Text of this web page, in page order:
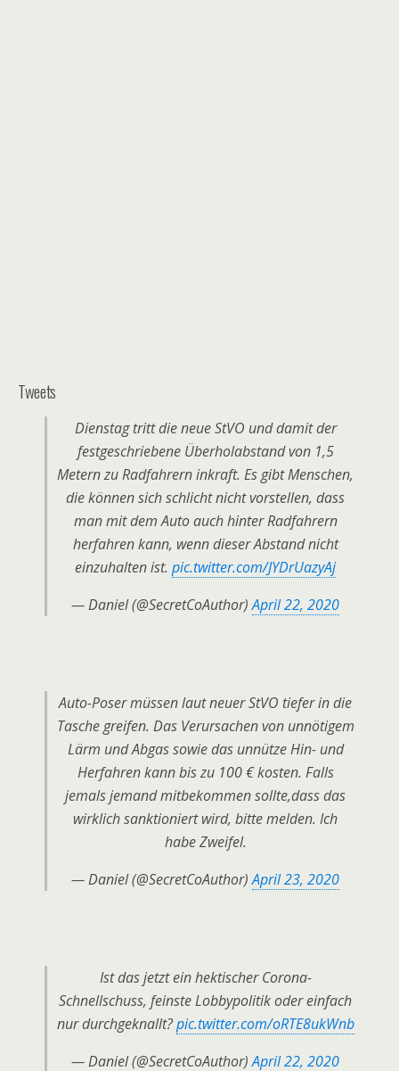
Tweets
Dienstag tritt die neue StVO und damit der
festgeschriebene Überholabstand von 1,5
Metern zu Radfahrern inkraft. Es gibt Menschen,
die können sich schlicht nicht vorstellen, dass
man mit dem Auto auch hinter Radfahrern
herfahren kann, wenn dieser Abstand nicht
einzuhalten ist. pic.twitter.com/JYDrUazyAj
— Daniel (@SecretCoAuthor)April 22, 2020
Auto-Poser müssen laut neuer StVO tiefer in die
Tasche greifen. Das Verursachen von unnötigem
Lärm und Abgas sowie das unnütze Hin- und
Herfahren kann bis zu 100 € kosten. Falls
jemals jemand mitbekommen sollte,dass das
wirklich sanktioniert wird, bitte melden. Ich
habe Zweifel.
— Daniel (@SecretCoAuthor)April 23, 2020
Ist das jetzt ein hektischer Corona-
Schnellschuss, feinste Lobbypolitik oder einfach
nur durchgeknallt?pic.twitter.com/oRTE8ukWnb
— Daniel (@SecretCoAuthor)April 22, 2020